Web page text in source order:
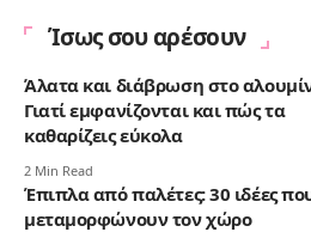
Ίσως σου αρέσουν
Άλατα και διάβρωση στο
Γιατί εμφανίζονται και πώς τα
καθαρίζεις εύκολα
2 Min Read
Έπιπλα από παλέτες: 30 ιδέες
μεταμορφώνουν τον χώρο